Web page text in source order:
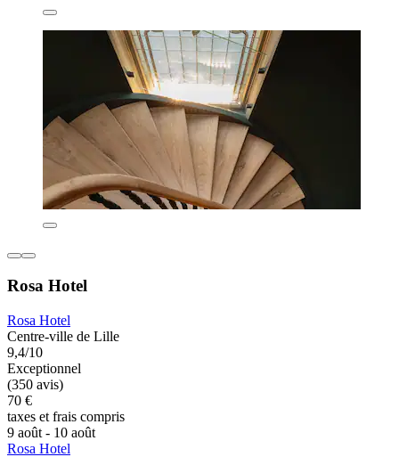
Rosa Hotel
Rosa Hotel
Centre-ville de Lille
9,4/10
Exceptionnel
(350 avis)
70 €
taxes et frais compris
9 août - 10 août
Rosa Hotel